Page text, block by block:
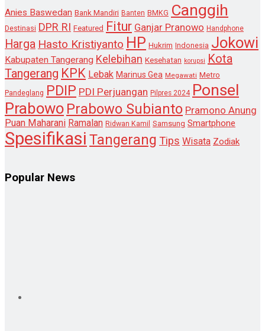
Anies Baswedan Bank Mandiri Banten BMKG Canggih
Destinasi DPR RI Featured Fitur Ganjar Pranowo Handphone
Harga Hasto Kristiyanto HP Hukrim Indonesia Jokowi
Kabupaten Tangerang Kelebihan Kesehatan korupsi Kota
Tangerang KPK Lebak Marinus Gea Megawati Metro
Pandeglang PDIP PDI Perjuangan Pilpres 2024 Ponsel
Prabowo Prabowo Subianto Pramono Anung
Puan Maharani Ramalan Ridwan Kamil Samsung Smartphone
Spesifikasi Tangerang Tips Wisata Zodiak
Popular News